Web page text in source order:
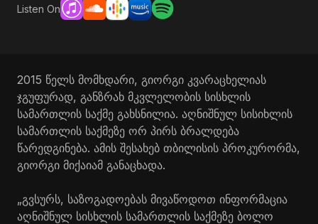
Listen On
2015 წელს მომხდარი, გიორგი კვარაცხელიას
ჯგუფურად, განზრახ მკვლელობის სისხლის
სამართლის საქმე გახსნილია. აღნიშნულ სისიხლის
სამართლის საქმეზე ორ პირს ბრალდება
წარედგინება. ამის შესახებ თბილისის პროკურორმა,
გიორგი მიქაიამ განაცხადა.
„გვსურს, საზოგადოებას მივაწოდოთ ინფორმაცია
აღნიშნულ სისხლის სამართლის საქმეზე ბოლო